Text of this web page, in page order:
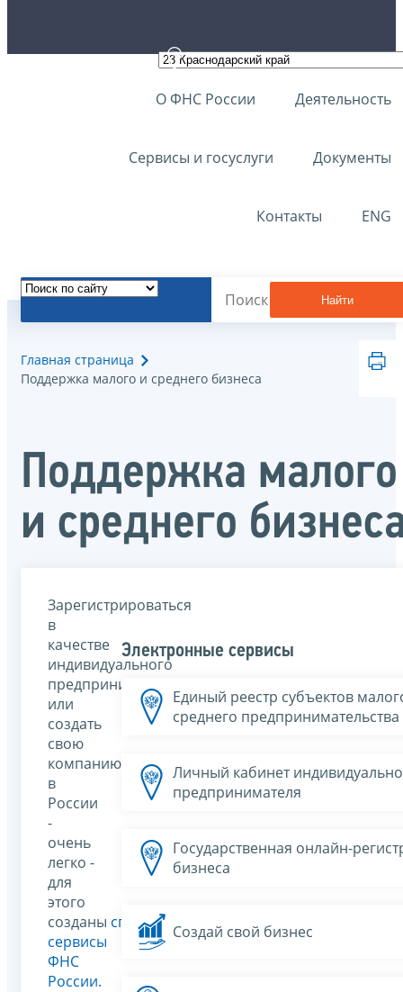
О ФНС России Деятельность
Сервисы и госуслуги Документы
Контакты ENG
Найти
Главная страница
Поддержка малого и среднего бизнеса
Поддержка малого
и среднего
Зарегистрироваться
в
качестве
индивидуального
предпринимателя
или
создать
свою
компанию
в
России
-
очень
легко -
для
этого
созданы специальные
сервисы
ФНС
России.
Электронные сервисы
Единый реестр субъектов
среднего предпринимательства
Личный кабинет
предпринимателя
Государственная онлайн-
бизнеса
Создай свой бизнес